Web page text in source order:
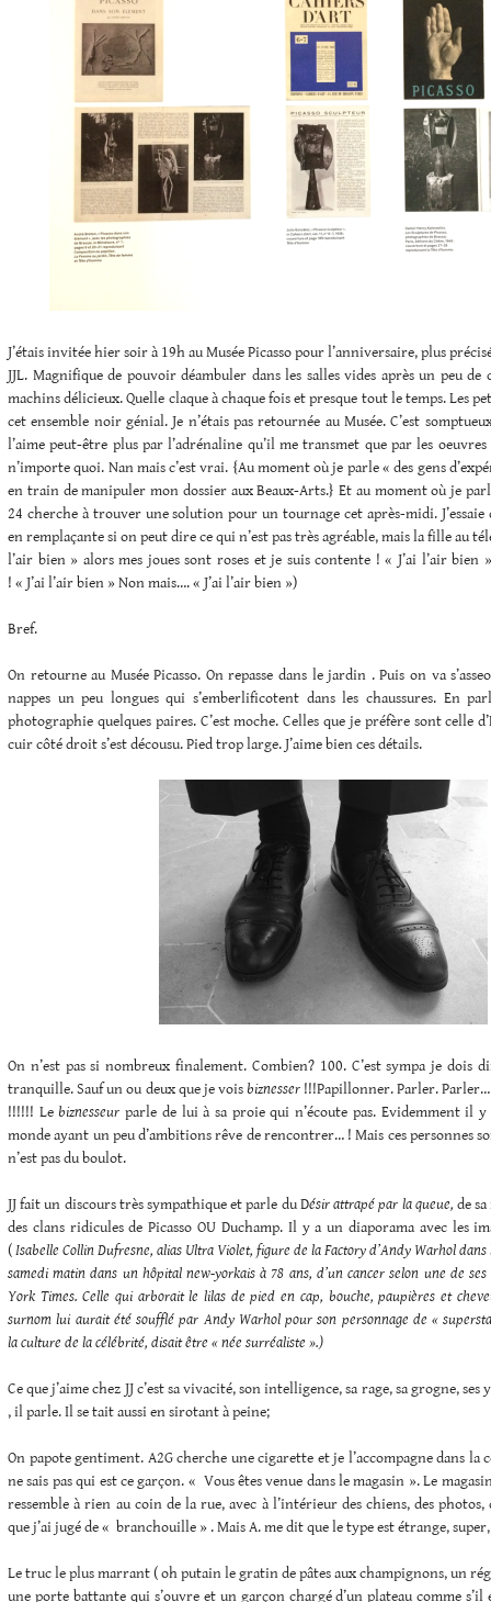
J’étais invitée hier soir à 19h au Musée Picasso pour l’anniversaire, plus
JJL. Magnifique de pouvoir déambuler dans les salles vides après un peu de
machins délicieux. Quelle claque à chaque fois et presque tout le temps. Les
cet ensemble noir génial. Je n’étais pas retournée au Musée. C’est
l’aime peut-être plus par l’adrénaline qu’il me transmet que par les
n’importe quoi. Nan mais c’est vrai. {Au moment où je parle « des gens
en train de manipuler mon dossier aux Beaux-Arts.} Et au moment où je
24 cherche à trouver une solution pour un tournage cet après-midi. J’essaie
en remplaçante si on peut dire ce qui n’est pas très agréable, mais la fille au
l’air bien » alors mes joues sont roses et je suis contente ! « J’ai l’air bien
! « J’ai l’air bien » Non mais…. « J’ai l’air bien »)
Bref.
On retourne au Musée Picasso. On repasse dans le jardin . Puis on va
nappes un peu longues qui s’emberlificotent dans les chaussures. En
photographie quelques paires. C’est moche. Celles que je préfère sont celle
cuir côté droit s’est décousu. Pied trop large. J’aime bien ces détails.
On n’est pas si nombreux finalement. Combien? 100. C’est sympa je dois
tranquille. Sauf un ou deux que je vois biznesser !!!Papillonner. Parler.
!!!!!! Le biznesseurparle de lui à sa proie qui n’écoute pas. Evidemment il
monde ayant un peu d’ambitions rêve de rencontrer… ! Mais ces personnes
n’est pas du boulot.
JJ fait un discours très sympathique et parle du Désir attrapé par la queue, de
des clans ridicules de Picasso OU Duchamp. Il y a un diaporama avec les
(Isabelle Collin Dufresne, alias Ultra Violet, figure de la Factory d’Andy Warhol dans
samedi matin dans un hôpital new-yorkais à 78 ans, d’un cancer selon une de
York Times. Celle qui arborait le lilas de pied en cap, bouche, paupières et
surnom lui aurait été soufflé par Andy Warhol pour son personnage de «
la culture de la célébrité, disait être « née surréaliste ».)
Ce que j’aime chez JJ c’est sa vivacité, son intelligence, sa rage, sa grogne,
, il parle. Il se tait aussi en sirotant à peine;
On papote gentiment. A2G cherche une cigarette et je l’accompagne dans la
ne sais pas qui est ce garçon. « Vous êtes venue dans le magasin ». Le
ressemble à rien au coin de la rue, avec à l’intérieur des chiens, des
que j’ai jugé de « branchouille » . Mais A. me dit que le type est étrange,
Le truc le plus marrant ( oh putain le gratin de pâtes aux champignons, un
une porte battante qui s’ouvre et un garçon chargé d’un plateau comme